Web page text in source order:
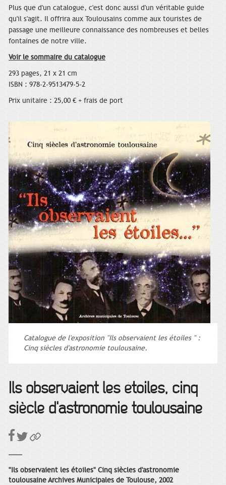
Plus que d'un catalogue, c'est donc aussi d'un véritable guide
qu'il s'agit. Il offrira aux Toulousains comme aux touristes de
passage une meilleure connaissance des nombreuses et belles
fontaines de notre ville.
Voir le sommaire du catalogue
293 pages, 21 x 21 cm
ISBN : 978-2-9513479-5-2
Prix unitaire : 25,00 € + frais de port
Catalogue de l'exposition "Ils observaient les étoiles " :
Cinq siècles d'astronomie toulousaine.
Ils observaient les étoiles, cinq
siècle d'astronomie toulousaine
"Ils observaient les étoiles" Cinq siècles d'astronomie
toulousaine Archives Municipales de Toulouse, 2002